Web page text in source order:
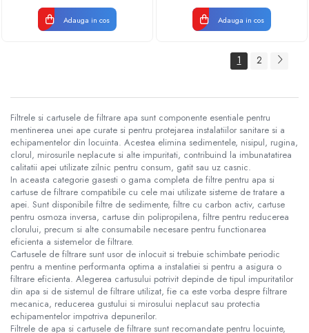
Adauga in cos Adauga in cos
1 2
Filtrele si cartusele de filtrare apa sunt componente esentiale pentru
mentinerea unei ape curate si pentru protejarea instalatiilor sanitare si a
echipamentelor din locuinta. Acestea elimina sedimentele, nisipul, rugina,
clorul, mirosurile neplacute si alte impuritati, contribuind la imbunatatirea
calitatii apei utilizate zilnic pentru consum, gatit sau uz casnic.
In aceasta categorie gasesti o gama completa de filtre pentru apa si
cartuse de filtrare compatibile cu cele mai utilizate sisteme de tratare a
apei. Sunt disponibile filtre de sedimente, filtre cu carbon activ, cartuse
pentru osmoza inversa, cartuse din polipropilena, filtre pentru reducerea
clorului, precum si alte consumabile necesare pentru functionarea
eficienta a sistemelor de filtrare.
Cartusele de filtrare sunt usor de inlocuit si trebuie schimbate periodic
pentru a mentine performanta optima a instalatiei si pentru a asigura o
filtrare eficienta. Alegerea cartusului potrivit depinde de tipul impuritatilor
din apa si de sistemul de filtrare utilizat, fie ca este vorba despre filtrare
mecanica, reducerea gustului si mirosului neplacut sau protectia
echipamentelor impotriva depunerilor.
Filtrele de apa si cartusele de filtrare sunt recomandate pentru locuinte,